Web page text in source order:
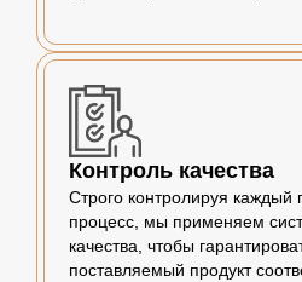
Контроль качества
Строго контролируя каждый
процесс, мы применяем
качества, чтобы
поставляемый продукт